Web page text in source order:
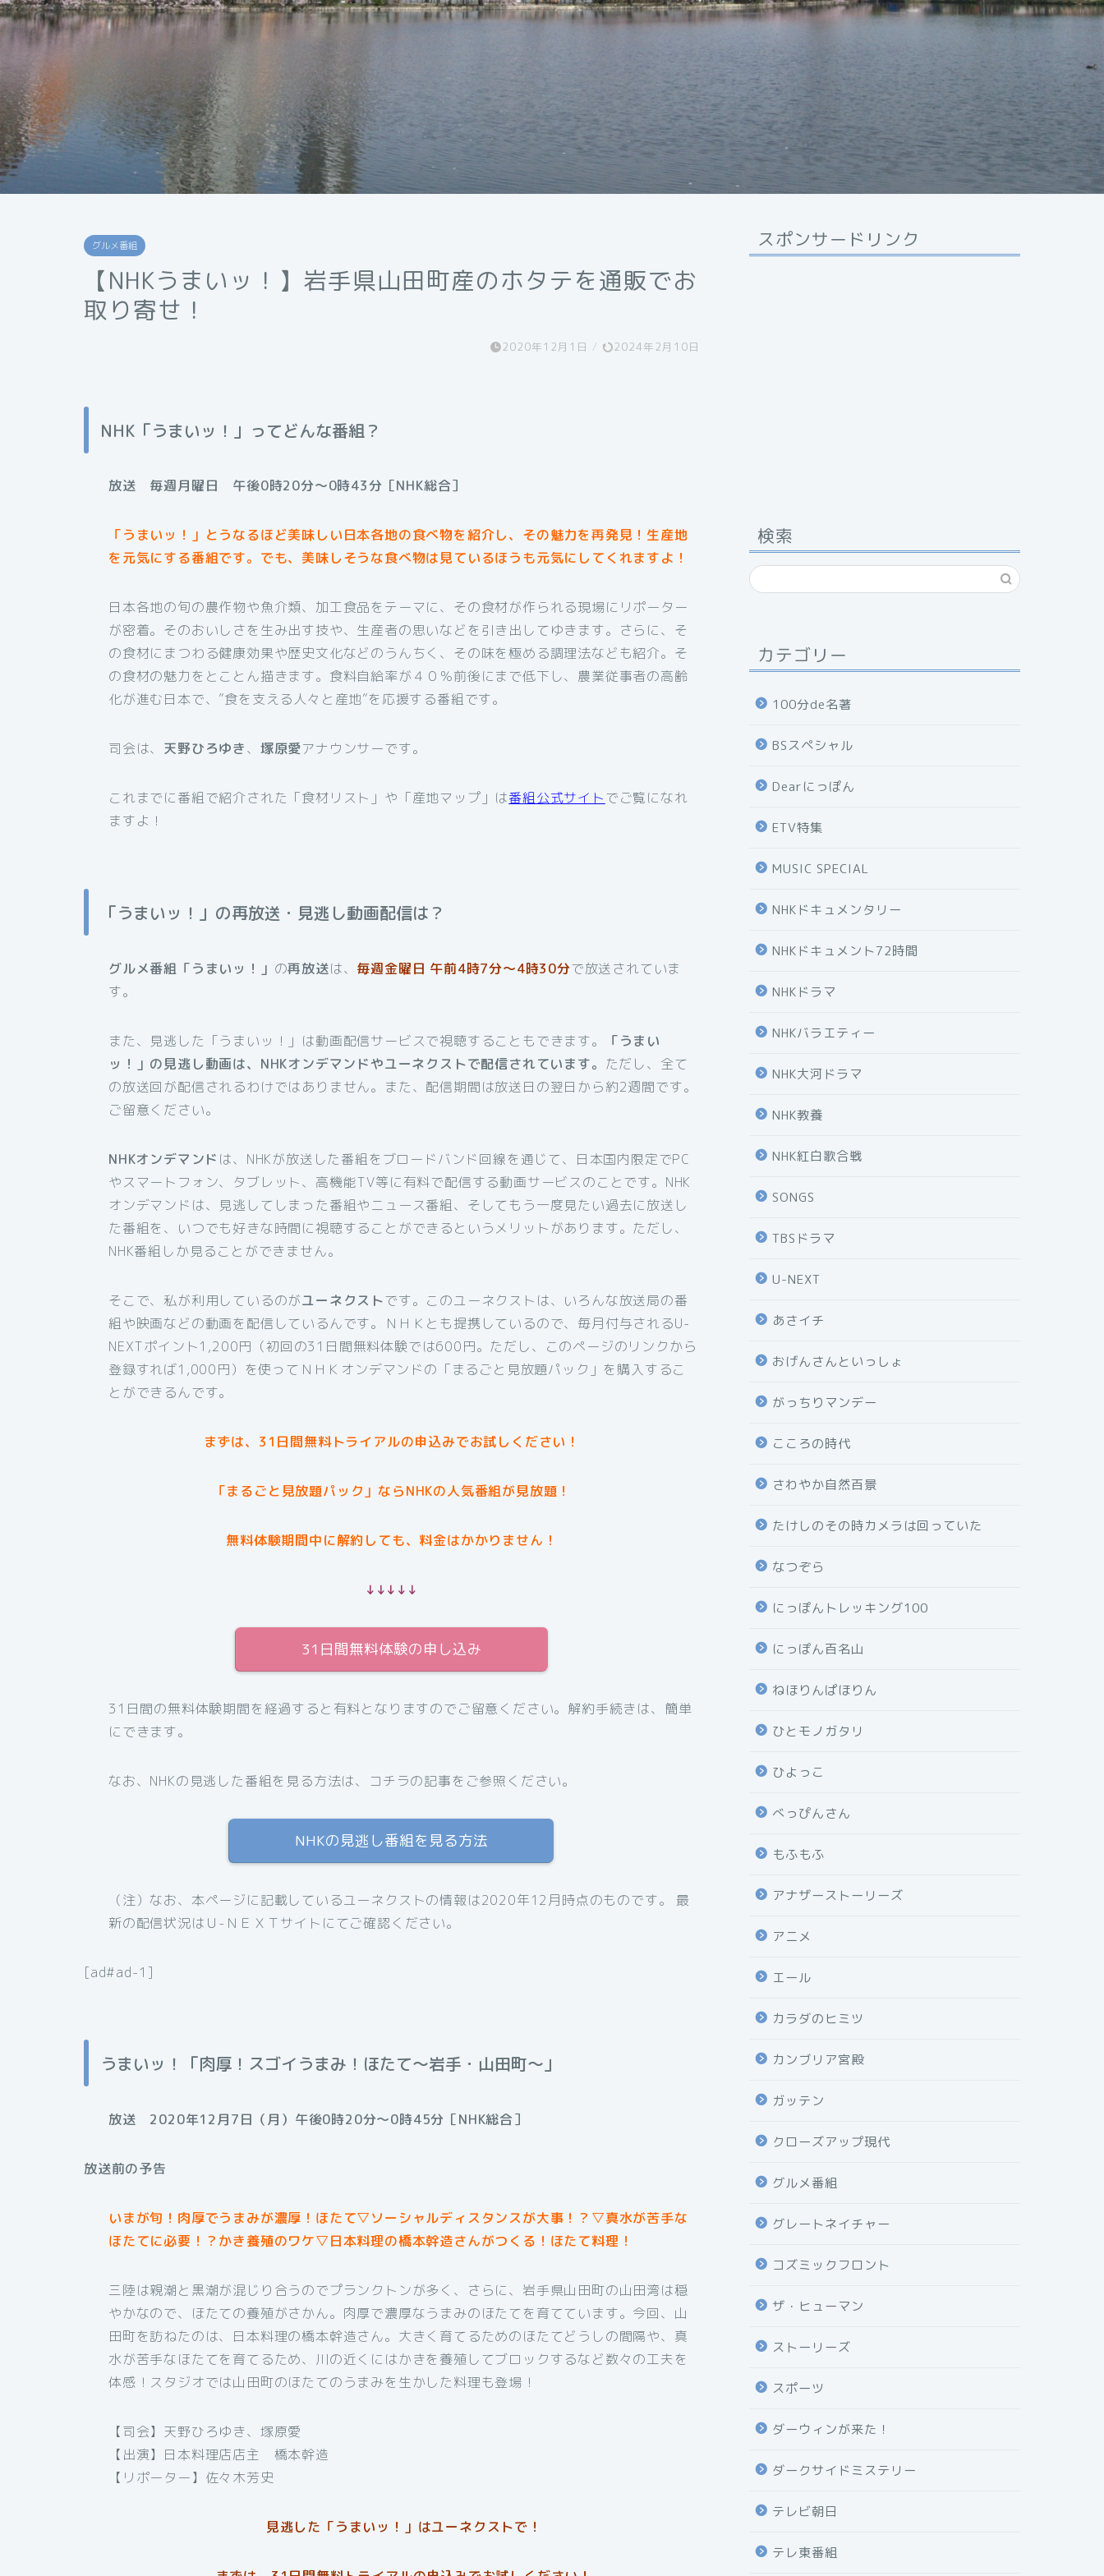
グルメ番組
【NHKうまいッ！】岩手県山田町産のホタテを通販でお
取り寄せ！
2020年12月1日 / 2024年2月10日
NHK「うまいッ！」ってどんな番組？
放送 毎週月曜日 午後0時20分～0時43分［NHK総合］
「うまいッ！」とうなるほど美味しい日本各地の食べ物を紹介し、その魅力を再発見！生産地
を元気にする番組です。でも、美味しそうな食べ物は見ているほうも元気にしてくれますよ！
日本各地の旬の農作物や魚介類、加工食品をテーマに、その食材が作られる現場にリポーター
が密着。そのおいしさを生み出す技や、生産者の思いなどを引き出してゆきます。さらに、そ
の食材にまつわる健康効果や歴史文化などのうんちく、その味を極める調理法なども紹介。そ
の食材の魅力をとことん描きます。食料自給率が４０％前後にまで低下し、農業従事者の高齢
化が進む日本で、”食を支える人々と産地”を応援する番組です。
司会は、 天野ひろゆき、 塚原愛アナウンサーです。
これまでに番組で紹介された「食材リスト」や「産地マップ」は番組公式サイトでご覧になれ
ますよ！
「うまいッ！」の再放送・見逃し動画配信は？
グルメ番組「うまいッ！」 の再放送は、 毎週金曜日 午前4時7分～4時30分で放送されていま
す。
また、見逃した「うまいッ！」は動画配信サービスで視聴することもできます。
「うまい
ッ！」の見逃し動画は、NHKオンデマンドやユーネクストで配信されています。 ただし、全て
の放送回が配信されるわけではありません。また、配信期間は放送日の翌日から約2週間です。
ご留意ください。
NHKオンデマンド は、NHKが放送した番組をブロードバンド回線を通じて、日本国内限定でPC
やスマートフォン、タブレット、高機能TV等に有料で配信する動画サービスのことです。NHK
オンデマンドは、見逃してしまった番組やニュース番組、そしてもう一度見たい過去に放送し
た番組を、いつでも好きな時間に視聴することができるというメリットがあります。ただし、
NHK番組しか見ることができません。
そこで、私が利用しているのがユーネクストです。このユーネクストは、いろんな放送局の番
組や映画などの動画を配信しているんです。ＮＨＫとも提携しているので、毎月付与されるU-
NEXTポイント1,200円（初回の31日間無料体験では600円。ただし、このページのリンクから
登録すれば1,000円）を使ってＮＨＫオンデマンドの「まるごと見放題パック」を購入するこ
とができるんです。
まずは、31日間無料トライアルの申込みでお試しください！
「まるごと見放題パック」ならNHKの人気番組が見放題！
無料体験期間中に解約しても、料金はかかりません！
↓↓↓↓↓
31日間無料体験の申し込み
31日間の無料体験期間を経過すると有料となりますのでご留意ください。解約手続きは、簡単
にできます。
なお、NHKの見逃した番組を見る方法は、コチラの記事をご参照ください。
NHKの見逃し番組を見る方法
（注）なお、本ページに記載しているユーネクストの情報は2020年12月時点のものです。 最
新の配信状況はＵ-ＮＥＸＴサイトにてご確認ください。
[ad#ad-1]
うまいッ！「肉厚！スゴイうまみ！ほたて～岩手・山田町～」
放送 2020年12月7日（月）午後0時20分～0時45分［NHK総合］
放送前の予告
いまが旬！肉厚でうまみが濃厚！ほたて▽ソーシャルディスタンスが大事！？▽真水が苦手な
ほたてに必要！？かき養殖のワケ▽日本料理の橋本幹造さんがつくる！ほたて料理！
三陸は親潮と黒潮が混じり合うのでプランクトンが多く、さらに、岩手県山田町の山田湾は穏
やかなので、ほたての養殖がさかん。肉厚で濃厚なうまみのほたてを育てています。今回、山
田町を訪ねたのは、日本料理の橋本幹造さん。大きく育てるためのほたてどうしの間隔や、真
水が苦手なほたてを育てるため、川の近くにはかきを養殖してブロックするなど数々の工夫を
体感！スタジオでは山田町のほたてのうまみを生かした料理も登場！
【司会】天野ひろゆき、塚原愛
【出演】日本料理店店主 橋本幹造
【リポーター】佐々木芳史
見逃した「うまいッ！」はユーネクストで！
スポンサードリンク
検索
カテゴリー
100分de名著
BSスペシャル
Dearにっぽん
ETV特集
MUSIC SPECIAL
NHKドキュメンタリー
NHKドキュメント72時間
NHKドラマ
NHKバラエティー
NHK大河ドラマ
NHK教養
NHK紅白歌合戦
SONGS
TBSドラマ
U-NEXT
あさイチ
おげんさんといっしょ
がっちりマンデー
こころの時代
さわやか自然百景
たけしのその時カメラは回っていた
なつぞら
にっぽんトレッキング100
にっぽん百名山
ねほりんぱほりん
ひとモノガタリ
ひよっこ
べっぴんさん
もふもふ
アナザーストーリーズ
アニメ
エール
カラダのヒミツ
カンブリア宮殿
ガッテン
クローズアップ現代
グルメ番組
グレートネイチャー
コズミックフロント
ザ・ヒューマン
ストーリーズ
スポーツ
ダーウィンが来た！
ダークサイドミステリー
テレビ朝日
テレ東番組